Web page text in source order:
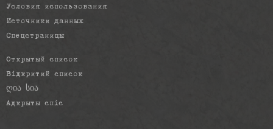
Условия использования
Источники данных
Спецстраницы
Открытый список
Відкритий список
ღია სია
Адкрыты спіс